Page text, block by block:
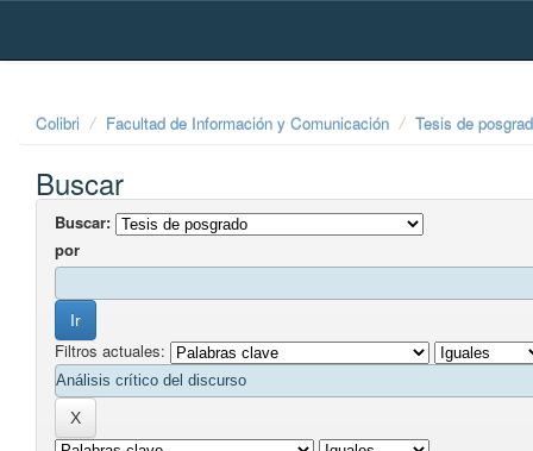
Skip
Colibri Facultad de Información y Comunicación Tesis de
Buscar
Buscar:
por
Filtros actuales: